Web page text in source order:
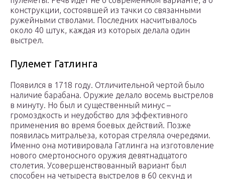
конструкции, состоявшей из тачки со связанными
ружейными стволами. Последних насчитывалось
около 40 штук, каждая из которых делала один
выстрел.
Пулемет Гатлинга
Появился в 1718 году. Отличительной чертой было
наличие барабана. Оружие делало восемь выстрелов
в минуту. Но был и существенный минус –
громоздкость и неудобство для эффективного
применения во время боевых действий. Позже
появилась митральеза, которая стреляла очередями.
Именно она мотивировала Гатлинга на изготовление
нового смертоносного оружия девятнадцатого
столетия. Усовершенствованный вариант был
способен на четыреста выстрелов в 60 секунд и